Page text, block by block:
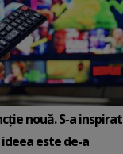
nouă. S-a inspirat
este de-a